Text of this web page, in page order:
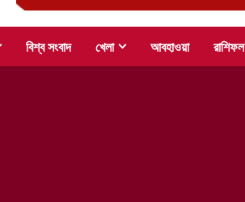
বিশ্ব সংবাদ খেলা আবহাওয়া রাশিফল